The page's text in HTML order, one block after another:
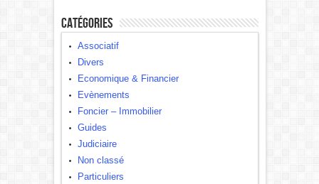
Catégories
Associatif
Divers
Economique & Financier
Evènements
Foncier – Immobilier
Guides
Judiciaire
Non classé
Particuliers